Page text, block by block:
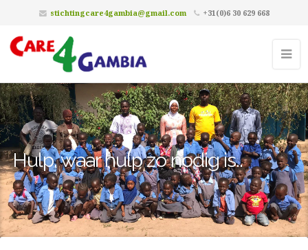
stichtingcare4gambia@gmail.com +31(0)6 30 629 668
Hulp, waar hulp zó nodig is..